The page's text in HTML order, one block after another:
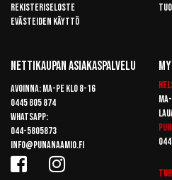
Rekisteriseloste
Evästeiden käyttö
Nettikaupan Asiakaspalvelu
Avoinna: Ma-pe klo 8-16
0445 805 874
Whatsapp:
044-5805873
info@punanaamio.fi